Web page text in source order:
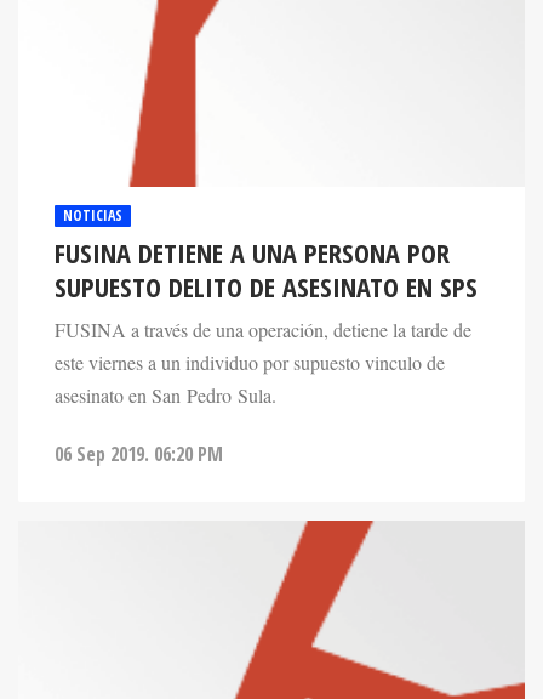
NOTICIAS
FUSINA DETIENE A UNA PERSONA POR
SUPUESTO DELITO DE ASESINATO EN SPS
FUSINA a través de una operación, detiene la tarde de
este viernes a un individuo por supuesto vinculo de
asesinato en San Pedro Sula.
06 Sep 2019. 06:20 PM